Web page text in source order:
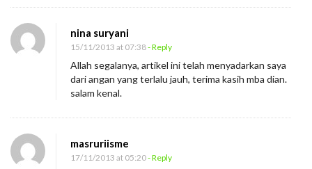
nina suryani
15/11/2013 at 07:38- Reply
Allah segalanya, artikel ini telah menyadarkan saya
dari angan yang terlalu jauh, terima kasih mba dian.
salam kenal.
masruriisme
17/11/2013 at 05:20- Reply